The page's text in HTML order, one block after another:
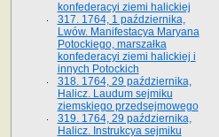
konfederacyi ziemi halickiej
317. 1764, 1 października,
Lwów. Manifestacya Maryana
Potockiego, marszałka
konfederacyi ziemi halickiej i
innych Potockich
318. 1764, 29 października,
Halicz. Laudum sejmiku
ziemskiego przedsejmowego
319. 1764, 29 października,
Halicz. Instrukcya sejmiku